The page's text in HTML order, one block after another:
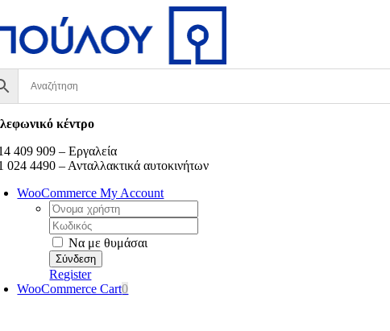
στο
περιεχόμενο
κέντρο
409 909 – Εργαλεία
024 4490 – Ανταλλακτικά αυτοκινήτων
WooCommerce My Account
Username:
Κωδικός:
Να με θυμάσαι
Register
WooCommerce Cart0